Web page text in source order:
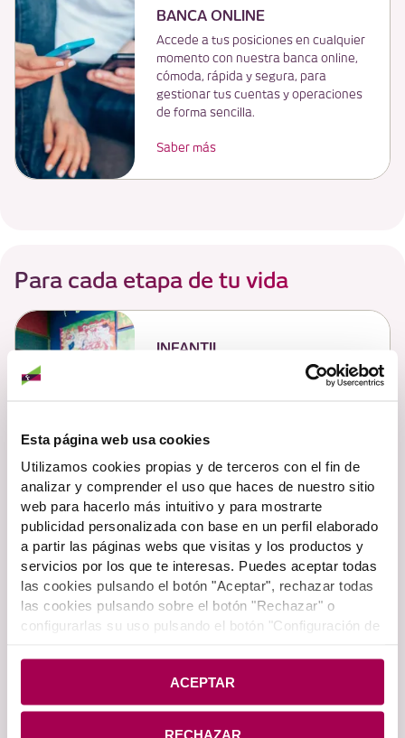
Esta página web usa cookies
Utilizamos cookies propias y de terceros con el fin de
analizar y comprender el uso que haces de nuestro sitio
web para hacerlo más intuitivo y para mostrarte
publicidad personalizada con base en un perfil elaborado
a partir las páginas webs que visitas y los productos y
servicios por los que te interesas. Puedes aceptar todas
las cookies pulsando el botón "Aceptar", rechazar todas
las cookies pulsando sobre el botón "Rechazar" o
configurarlas su uso pulsando el botón "Configuración de
de Cookies
ACEPTAR
RECHAZAR
BANCA ONLINE
Accede a tus posiciones en cualquier
momento con nuestra banca online,
cómoda, rápida y segura, para
gestionar tus cuentas y operaciones
de forma sencilla.
Saber más
Para cada etapa de tu vida
INFANTIL
Productos y servicios para menores
JÓVENES
Si tienes entre 14 y 29 años eres GO!
Descubre los productos y servicios
que tenemos para ti.
SUPER LK